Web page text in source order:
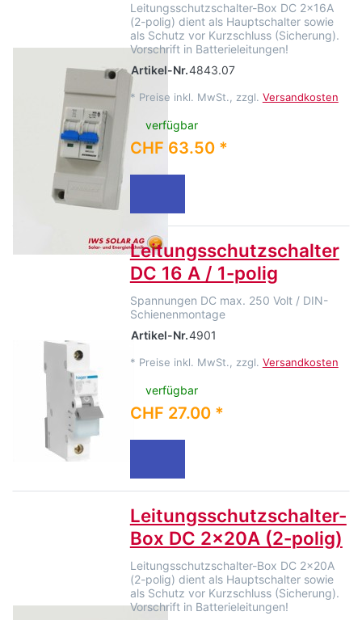
Leitungsschutzschalter-Box DC 2x16A
(2-polig) dient als Hauptschalter sowie
als Schutz vor Kurzschluss (Sicherung).
Vorschrift in Batterieleitungen!
Artikel-Nr.4843.07
* Preise inkl. MwSt., zzgl. Versandkosten
verfügbar
CHF 63.50 *
Leitungsschutzschalter
DC 16 A / 1-polig
Spannungen DC max. 250 Volt / DIN-
Schienenmontage
Artikel-Nr.4901
* Preise inkl. MwSt., zzgl. Versandkosten
verfügbar
CHF 27.00 *
Leitungsschutzschalter-
Box DC 2x20A (2-polig)
Leitungsschutzschalter-Box DC 2x20A
(2-polig) dient als Hauptschalter sowie
als Schutz vor Kurzschluss (Sicherung).
Vorschrift in Batterieleitungen!